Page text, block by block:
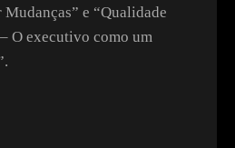
e “Qualidade
O executivo como um